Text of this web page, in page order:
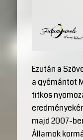
Ezután a
a gyémántot
titkos
majd 2007-
Államok